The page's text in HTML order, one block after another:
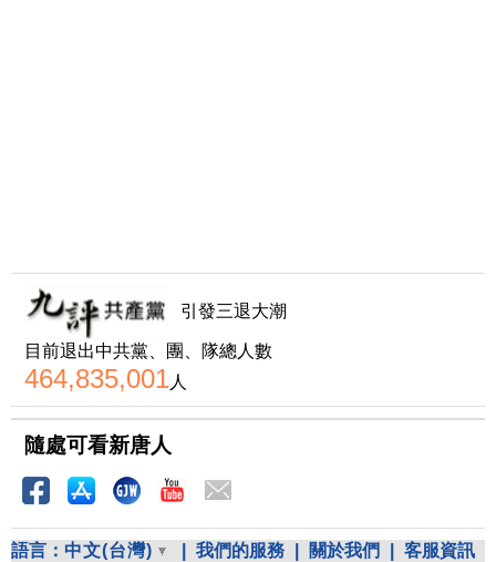
引發三退大潮
目前退出中共黨、團、隊總人數
464,835,001人
隨處可看新唐人
語言： 中文(台灣) 我們的服務 關於我們 客服資訊